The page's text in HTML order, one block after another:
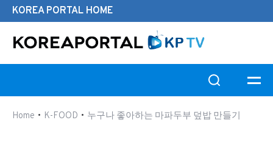
KOREA PORTAL HOME
Home • K-FOOD • 누구나 좋아하는 마파두부 덮밥 만들기